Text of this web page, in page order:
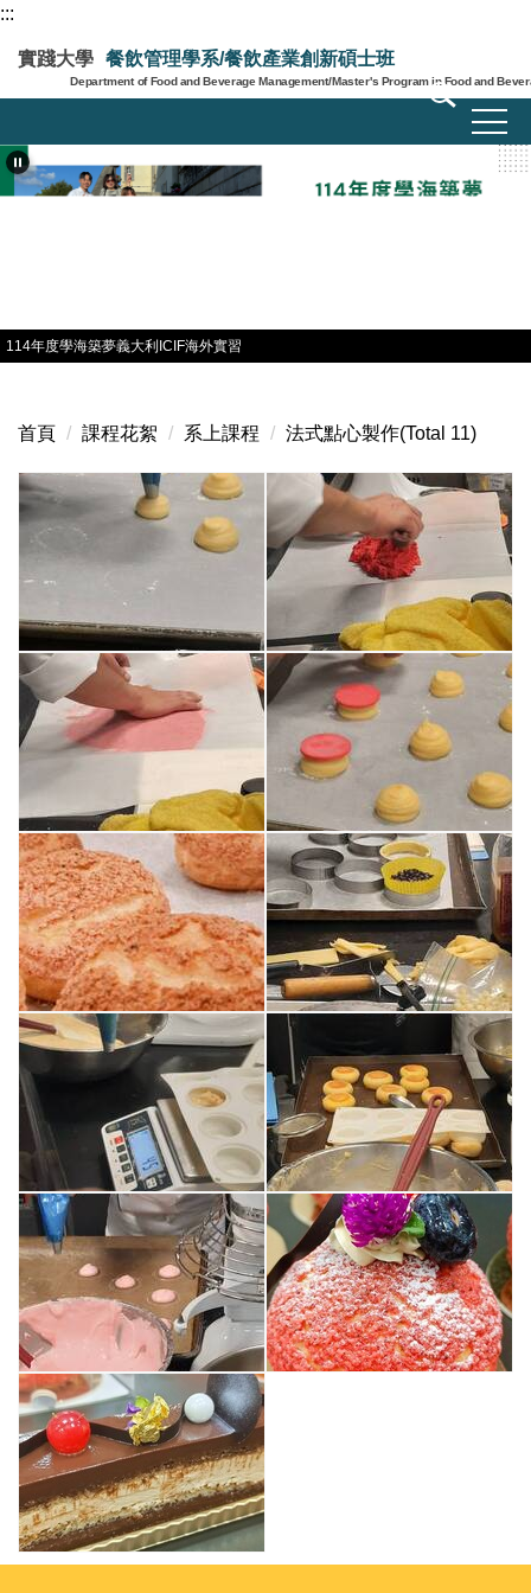
跳
到
主
要
容
區
:::
實踐大學 餐飲管理學系/餐飲產業創新碩士班
Department of Food and Beverage Management/Master's Program in Food and
114年度學海築夢義大利ICIF海外實習
首頁 課程花絮 系上課程 法式點心製作(Total 11)